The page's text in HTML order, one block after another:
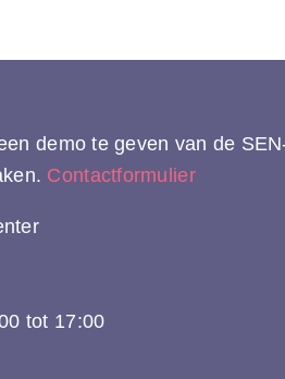
demo te geven van de
Contactformulier
tot 17:00